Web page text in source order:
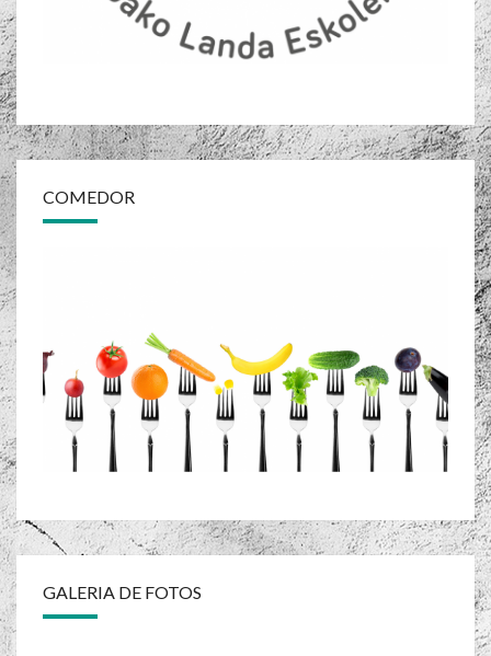
COMEDOR
GALERIA DE FOTOS